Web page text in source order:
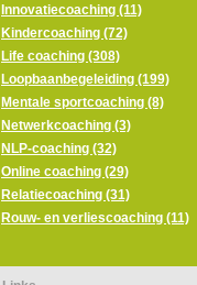
Innovatiecoaching (11)
Kindercoaching (72)
Life coaching (308)
Loopbaanbegeleiding (199)
Mentale sportcoaching (8)
Netwerkcoaching (3)
NLP-coaching (32)
Online coaching (29)
Relatiecoaching (31)
Rouw- en verliescoaching (11)